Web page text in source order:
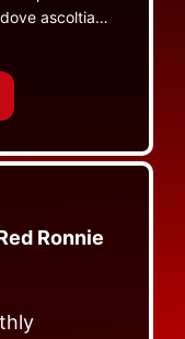
ascoltiamo
parte
Ronnie